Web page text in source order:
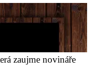
zaujme novináře